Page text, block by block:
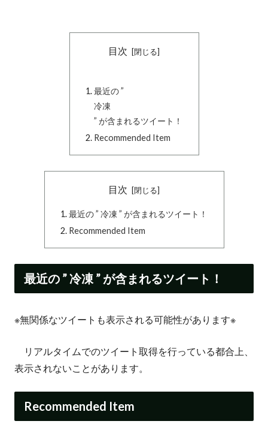
目次
最近の ”
冷凍
” が含まれるツイート！
Recommended Item
目次
最近の ” 冷凍 ” が含まれるツイート！
Recommended Item
最近の ” 冷凍 ” が含まれるツイート！
※無関係なツイートも表示される可能性があります※
リアルタイムでのツイート取得を行っている都合上、
表示されないことがあります。
Recommended Item